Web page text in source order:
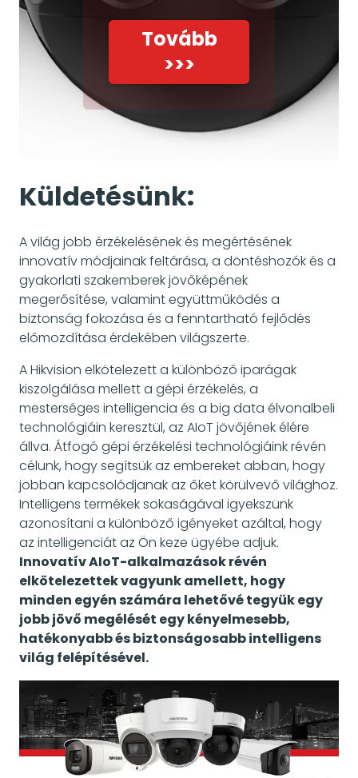
Tovább
>>>
Küldetésünk:
A világ jobb érzékelésének és megértésének
innovatív módjainak feltárása, a döntéshozók és a
gyakorlati szakemberek jövőképének
megerősítése, valamint együttműködés a
biztonság fokozása és a fenntartható fejlődés
előmozdítása érdekében világszerte.
A Hikvision elkötelezett a különböző iparágak
kiszolgálása mellett a gépi érzékelés, a
mesterséges intelligencia és a big data élvonalbeli
technológiáin keresztül, az AIoT jövőjének élére
állva. Átfogó gépi érzékelési technológiáink révén
célunk, hogy segítsük az embereket abban, hogy
jobban kapcsolódjanak az őket körülvevő világhoz.
Intelligens termékek sokaságával igyekszünk
azonosítani a különböző igényeket azáltal, hogy
az intelligenciát az Ön keze ügyébe adjuk.
Innovatív AIoT-alkalmazások révén
elkötelezettek vagyunk amellett, hogy
minden egyén számára lehetővé tegyük egy
jobb jövő megélését egy kényelmesebb,
hatékonyabb és biztonságosabb intelligens
világ felépítésével.